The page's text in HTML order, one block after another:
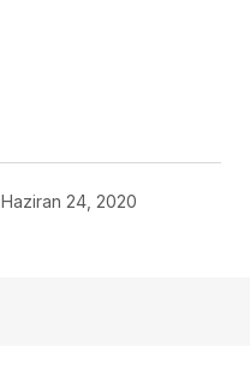
Haziran 24, 2020